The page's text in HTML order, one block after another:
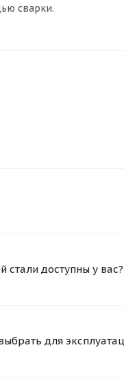
сварки.
доступны у вас?
для